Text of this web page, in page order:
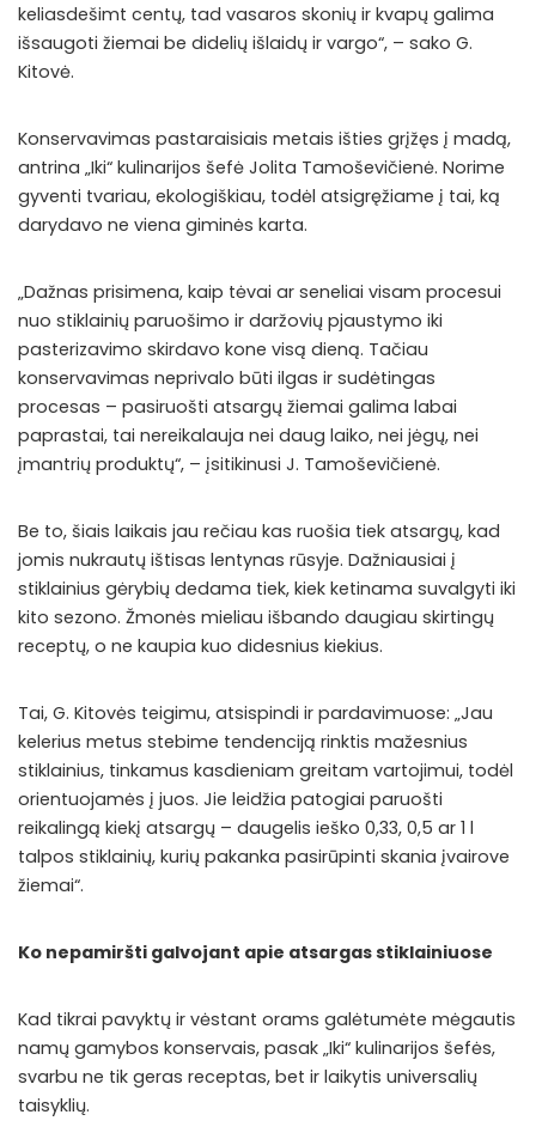
keliasdešimt centų, tad vasaros skonių ir kvapų galima
išsaugoti žiemai be didelių išlaidų ir vargo“, – sako G.
Kitovė.
Konservavimas pastaraisiais metais išties grįžęs į madą,
antrina „Iki“ kulinarijos šefė Jolita Tamoševičienė. Norime
gyventi tvariau, ekologiškiau, todėl atsigręžiame į tai, ką
darydavo ne viena giminės karta.
„Dažnas prisimena, kaip tėvai ar seneliai visam procesui
nuo stiklainių paruošimo ir daržovių pjaustymo iki
pasterizavimo skirdavo kone visą dieną. Tačiau
konservavimas neprivalo būti ilgas ir sudėtingas
procesas – pasiruošti atsargų žiemai galima labai
paprastai, tai nereikalauja nei daug laiko, nei jėgų, nei
įmantrių produktų“, – įsitikinusi J. Tamoševičienė.
Be to, šiais laikais jau rečiau kas ruošia tiek atsargų, kad
jomis nukrautų ištisas lentynas rūsyje. Dažniausiai į
stiklainius gėrybių dedama tiek, kiek ketinama suvalgyti iki
kito sezono. Žmonės mieliau išbando daugiau skirtingų
receptų, o ne kaupia kuo didesnius kiekius.
Tai, G. Kitovės teigimu, atsispindi ir pardavimuose: „Jau
kelerius metus stebime tendenciją rinktis mažesnius
stiklainius, tinkamus kasdieniam greitam vartojimui, todėl
orientuojamės į juos. Jie leidžia patogiai paruošti
reikalingą kiekį atsargų – daugelis ieško 0,33, 0,5 ar 1 l
talpos stiklainių, kurių pakanka pasirūpinti skania įvairove
žiemai“.
Ko nepamiršti galvojant apie atsargas stiklainiuose
Kad tikrai pavyktų ir vėstant orams galėtumėte mėgautis
namų gamybos konservais, pasak „Iki“ kulinarijos šefės,
svarbu ne tik geras receptas, bet ir laikytis universalių
taisyklių.